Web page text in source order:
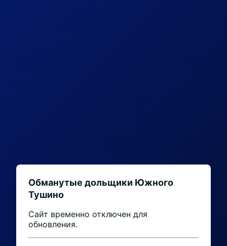
Обманутые дольщики Южного
Тушино
Сайт временно отключен для
обновления.